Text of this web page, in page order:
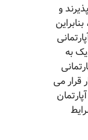
و
به
قرار می